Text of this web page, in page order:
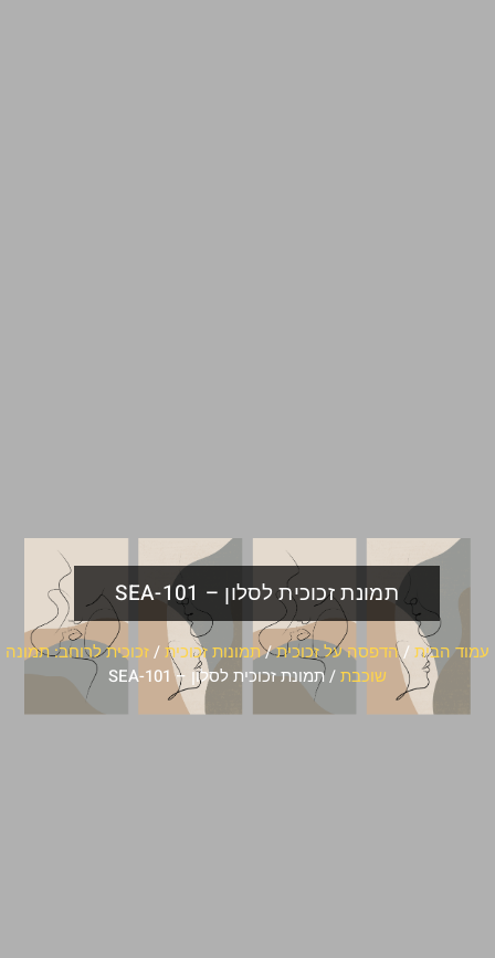
תמונת זכוכית לסלון – SEA-101
עמוד הבית /הדפסה על זכוכית/תמונות זכוכית/זכוכית לרוחב: תמונה
שוכבת/ תמונת זכוכית לסלון – SEA-101